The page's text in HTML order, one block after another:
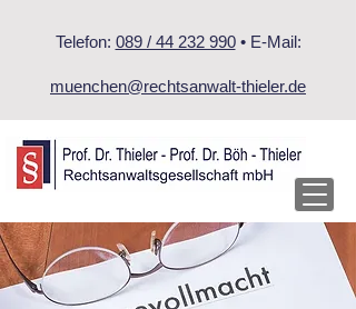
Telefon: 089 / 44 232 990• E-Mail:
muenchen@rechtsanwalt-thieler.de